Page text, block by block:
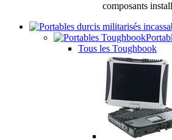
composants
Tous les Toughbook